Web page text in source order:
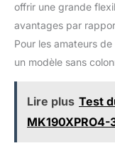
offrir une grande
avantages par
Pour les amateurs
un modèle sans
Lire plus Test